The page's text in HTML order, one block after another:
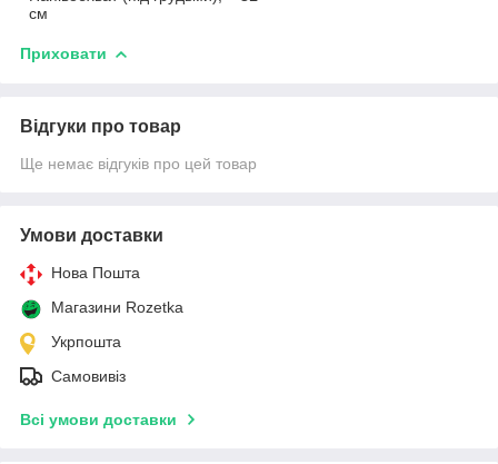
см
Приховати
Відгуки про товар
Ще немає відгуків про цей товар
Умови доставки
Нова Пошта
Магазини Rozetka
Укрпошта
Самовивіз
Всі умови доставки